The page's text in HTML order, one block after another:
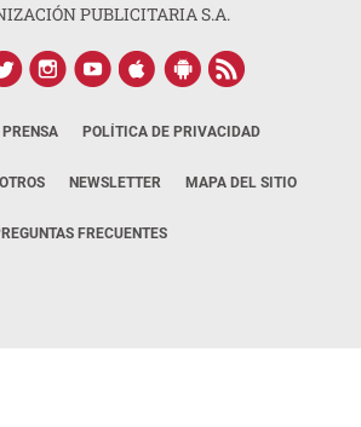
PUBLICITARIA S.A.
POLÍTICA DE PRIVACIDAD
NEWSLETTER MAPA DEL SITIO
FRECUENTES